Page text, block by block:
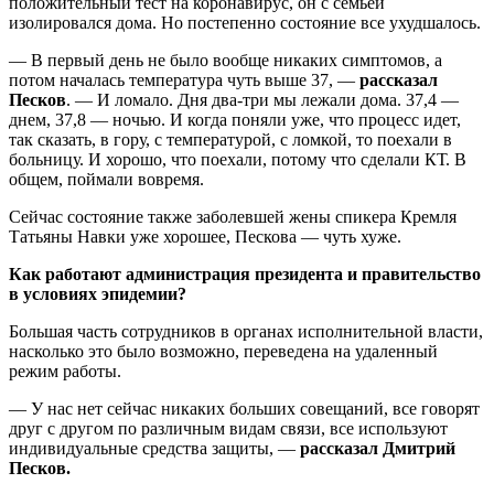
изолировался дома. Но постепенно состояние все ухудшалось.
— В первый день не было вообще никаких симптомов, а
потом началась температура чуть выше 37, — рассказал
Песков. — И ломало. Дня два-три мы лежали дома. 37,4 —
днем, 37,8 — ночью. И когда поняли уже, что процесс идет,
так сказать, в гору, с температурой, с ломкой, то поехали в
больницу. И хорошо, что поехали, потому что сделали КТ. В
общем, поймали вовремя.
Сейчас состояние также заболевшей жены спикера Кремля
Татьяны Навки уже хорошее, Пескова — чуть хуже.
Как работают администрация президента и правительство
в условиях эпидемии?
Большая часть сотрудников в органах исполнительной власти,
насколько это было возможно, переведена на удаленный
режим работы.
— У нас нет сейчас никаких больших совещаний, все говорят
друг с другом по различным видам связи, все используют
индивидуальные средства защиты, — рассказал Дмитрий
Песков.